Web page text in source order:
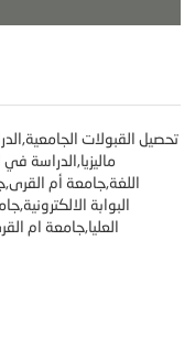
تحصيل القبولات
ماليزيا,الدراسة
اللغة,جامعة أم
البوابة
العليا,جامعة ام